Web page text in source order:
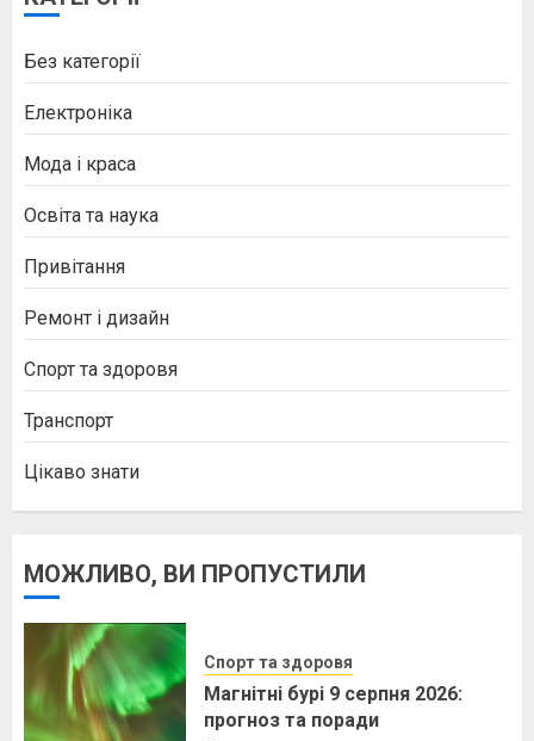
Без категорії
Електроніка
Мода і краса
Освіта та наука
Привітання
Ремонт і дизайн
Спорт та здоровя
Транспорт
Цікаво знати
МОЖЛИВО, ВИ ПРОПУСТИЛИ
Спорт та здоровя
Магнітні бурі 9 серпня 2026:
прогноз та поради